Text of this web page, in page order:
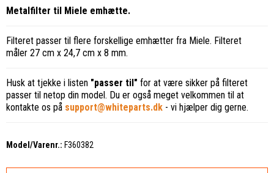
Metalfilter til Miele emhætte.
Filteret passer til flere forskellige emhætter fra Miele. Filteret
måler 27 cm x 24,7 cm x 8 mm.
Husk at tjekke i listen "passer til" for at være sikker på filteret
passer til netop din model. Du er også meget velkommen til at
kontakte os på support@whiteparts.dk - vi hjælper dig gerne.
Model/Varenr.: F360382